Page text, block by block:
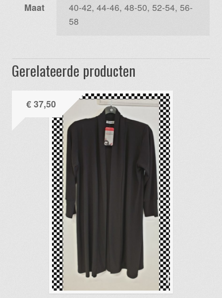
Maat
40-42, 44-46, 48-50, 52-54, 56-
58
Gerelateerde producten
€37,50